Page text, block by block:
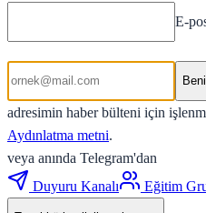
E-
adresimin haber bülteni için
Aydınlatma metni.
veya anında Telegram'dan
Duyuru Kanalı
Eğitim